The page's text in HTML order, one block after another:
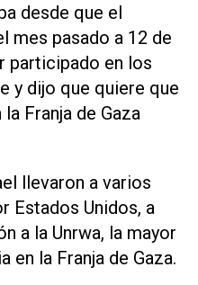
desde que el
mes pasado a 12 de
participado en los
y dijo que quiere que
Franja de Gaza
llevaron a varios
Estados Unidos, a
a la Unrwa, la mayor
en la Franja de Gaza.